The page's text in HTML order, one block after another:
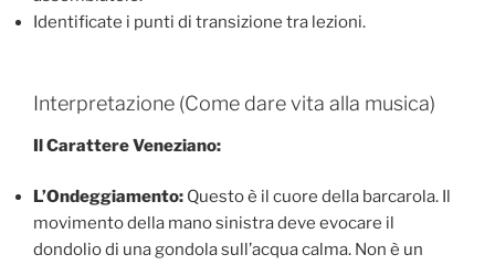
Identificate i punti di transizione tra lezioni.
Interpretazione (Come dare vita alla musica)
Il Carattere Veneziano:
L’Ondeggiamento: Questo è il cuore della barcarola. Il
movimento della mano sinistra deve evocare il
dondolio di una gondola sull’acqua calma. Non è un